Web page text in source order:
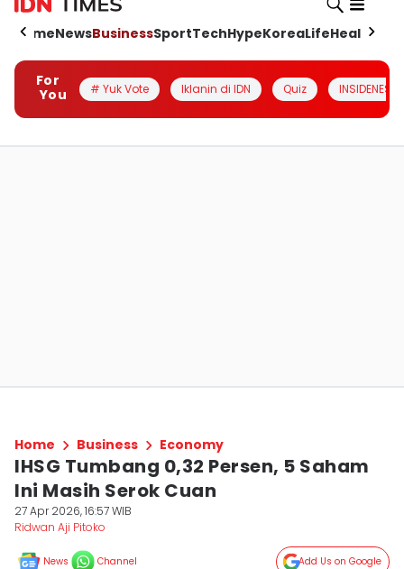
HomeNewsBusinessSportTechHypeKoreaLifeHealth
For
You
# Yuk Vote Iklanin di IDN Quiz INSIDENESIA
Home Business Economy
IHSG Tumbang 0,32 Persen, 5 Saham
Ini Masih Serok Cuan
27 Apr 2026, 16:57 WIB
Ridwan Aji Pitoko
News Channel Add Us on Google